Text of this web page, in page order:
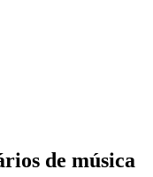
de música